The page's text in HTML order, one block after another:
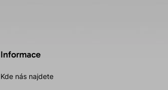
Informace
Kde nás najdete